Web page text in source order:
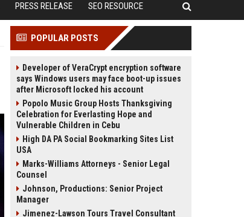
PRESS RELEASE SEO RESOURCE
POPULAR POSTS
Developer of VeraCrypt encryption software
says Windows users may face boot-up issues
after Microsoft locked his account
Popolo Music Group Hosts Thanksgiving
Celebration for Everlasting Hope and
Vulnerable Children in Cebu
High DA PA Social Bookmarking Sites List
USA
Marks-Williams Attorneys - Senior Legal
Counsel
Johnson, Productions: Senior Project
Manager
Jimenez-Lawson Tours Travel Consultant